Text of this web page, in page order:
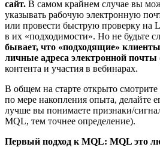
сайт. В самом крайнем случае вы
указывать рабочую электронную
или провести быструю проверку на
в их «подходимости». Но не будьте
бывает, что «подходящие»
личные адреса электронной почты
контента и участия в вебинарах.
В общем на старте открыто
по мере накопления опыта, делайте
лучше вы понимаете признаки/
MQL, тем точнее определение).
Первый подход к MQL: MQL это